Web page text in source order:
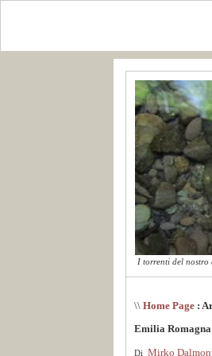
I torrenti del nostro
\\ Home Page :
Emilia Romagna
Di Mirko